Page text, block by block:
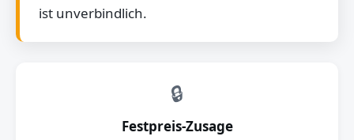
ist unverbindlich.
🔒
Festpreis-Zusage